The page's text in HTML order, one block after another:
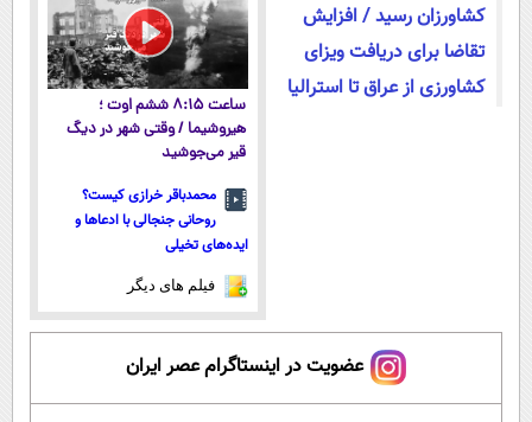
کشاورزان رسید / افزایش
تقاضا برای دریافت ویزای
کشاورزی از عراق تا استرالیا
ساعت ۸:۱۵ ششم اوت ؛
هیروشیما / وقتی شهر در دیگ
قیر می‌جوشید
محمدباقر خرازی کیست؟
روحانی جنجالی با ادعاها و
ایده‌های تخیلی
فیلم های دیگر
عضویت در اینستاگرام عصر ایران